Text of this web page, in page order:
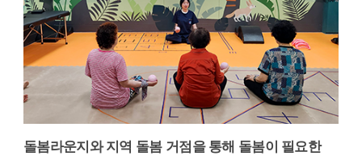
돌봄라운지와 지역 돌봄 거점을 통해 돌봄이 필요한